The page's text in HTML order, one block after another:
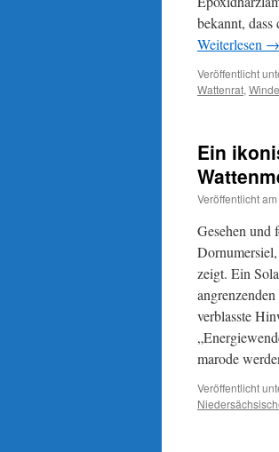
bekannt,
Weiterlesen →
Veröffentlicht
Wattenrat,
Ein
Veröffentlicht am
Gesehen und
zeigt. Ein
verblasste
marode
Veröffentlicht